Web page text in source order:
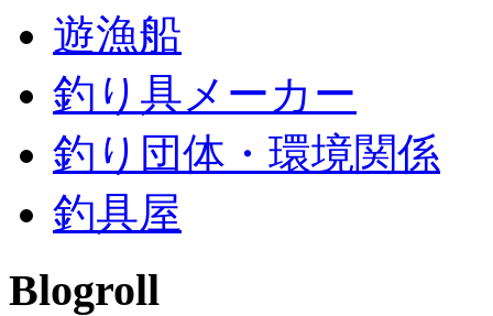
遊漁船
釣り具メーカー
釣り団体・環境関係
釣具屋
Blogroll